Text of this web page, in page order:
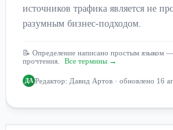
источников трафика является не
разумным бизнес-подходом.
📝 Определение написано простым языком
прочтения.
Все термины →
ДА Редактор: Давид Артов · обновлено 16